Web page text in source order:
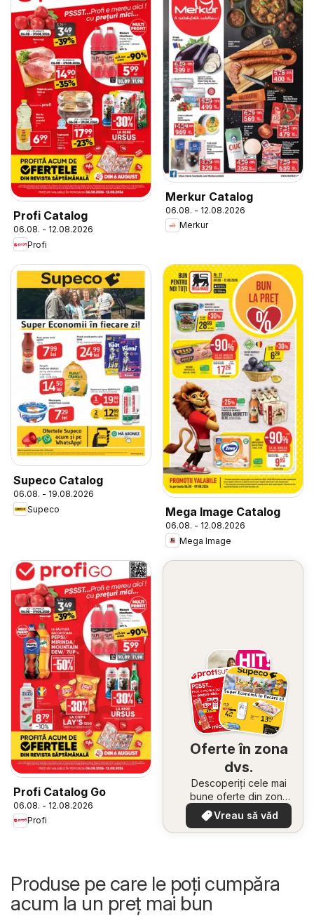
Profi Catalog
06.08. - 12.08.2026
Profi
Merkur Catalog
06.08. - 12.08.2026
Merkur
Supeco Catalog
06.08. - 19.08.2026
Supeco
Mega Image Catalog
06.08. - 12.08.2026
Mega Image
Profi Catalog Go
06.08. - 12.08.2026
Profi
Oferte în zona
dvs.
Descoperiți cele mai
bune oferte din zona
dumneavoastră
Vreau să văd
Produse pe care le poți cumpăra
acum la un preț mai bun